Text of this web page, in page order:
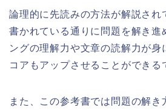
論理的に先読みの方法が解説され
書かれている通りに問題を解き進
ングの理解力や文章の読解力が身
コアもアップさせることができる
また、この参考書では問題の解き